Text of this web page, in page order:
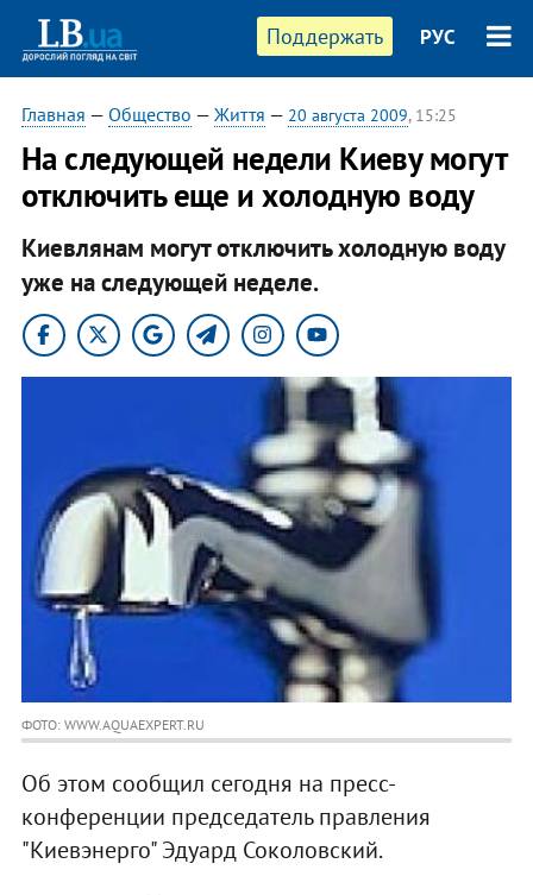
Поддержать РУС
Главная — Общество — Життя — 20 августа 2009, 15:25
На следующей недели Киеву могут
отключить еще и холодную воду
Киевлянам могут отключить холодную воду
уже на следующей неделе.
ФОТО: WWW.AQUAEXPERT.RU
Об этом сообщил сегодня на пресс-
конференции председатель правления
"Киевэнерго" Эдуард Соколовский.